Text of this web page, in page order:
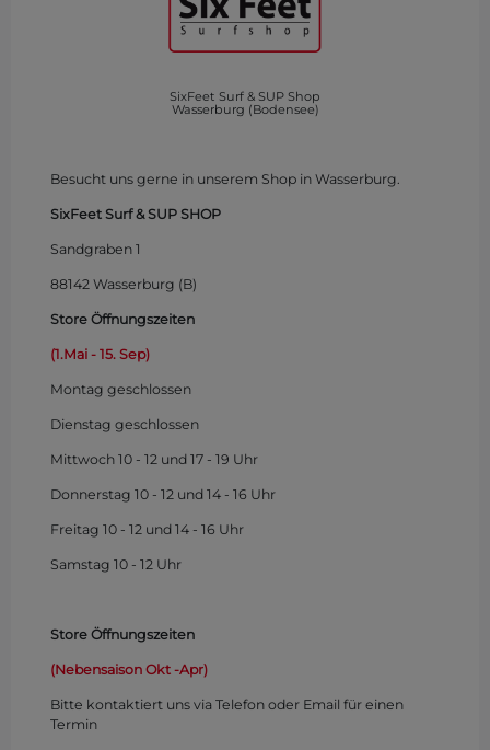
SixFeet Surf & SUP Shop
Wasserburg (Bodensee)
Besucht uns gerne in unserem Shop in Wasserburg.
SixFeet Surf & SUP SHOP
Sandgraben 1
88142 Wasserburg (B)
Store Öffnungszeiten
(1.Mai - 15. Sep)
Montag geschlossen
Dienstag geschlossen
Mittwoch 10 - 12 und 17 - 19 Uhr
Donnerstag 10 - 12 und 14 - 16 Uhr
Freitag 10 - 12 und 14 - 16 Uhr
Samstag 10 - 12 Uhr
Store Öffnungszeiten
(Nebensaison Okt -Apr)
Bitte kontaktiert uns via Telefon oder Email für einen
Termin